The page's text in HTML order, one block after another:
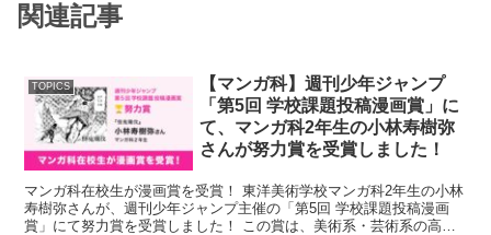
関連記事
TOPICS
【マンガ科】週刊少年ジャンプ
「第5回 学校課題投稿漫画賞」に
て、マンガ科2年生の小林寿樹弥
さんが努力賞を受賞しました！
マンガ科在校生が漫画賞を受賞！ 東洋美術学校マンガ科2年生の小林
寿樹弥さんが、週刊少年ジャンプ主催の「第5回 学校課題投稿漫画
賞」にて努力賞を受賞しました！ この賞は、美術系・芸術系の高